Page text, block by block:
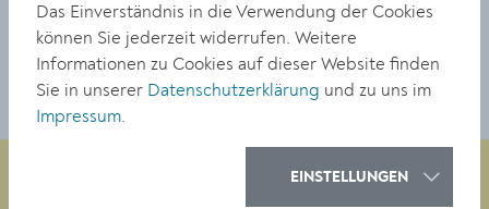
Adresse
Drinkweldergasse 15
3500 Krems
Das Einverständnis in die Verwendung der Cookies
können Sie jederzeit widerrufen. Weitere
Informationen zu Cookies auf dieser Website finden
Sie in unserer Datenschutzerklärung und zu uns im
Impressum.
EINSTELLUNGEN